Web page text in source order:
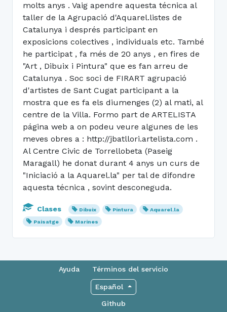
molts anys . Vaig apendre aquesta técnica al
taller de la Agrupació d'Aquarel.listes de
Catalunya i després participant en
exposicions colectives , individuals etc. També
he participat , fa més de 20 anys , en fires de
"Art , Dibuix i Pintura" que es fan arreu de
Catalunya . Soc soci de FIRART agrupació
d'artistes de Sant Cugat participant a la
mostra que es fa els diumenges (2) al mati, al
centre de la Villa. Formo part de ARTELISTA
página web a on podeu veure algunes de les
meves obres a : http://jbatllori.artelista.com .
Al Centre Civic de Torrellobeta (Paseig
Maragall) he donat durant 4 anys un curs de
"Iniciació a la Aquarel.la" per tal de difondre
aquesta técnica , sovint desconeguda.
Clases Dibuix Pintura
Aquarel.la
Paisatge
Marines
Ayuda Términos del servicio
Español
Github